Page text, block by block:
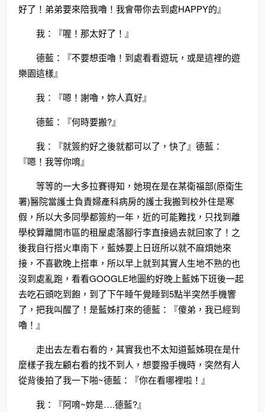
好了！弟弟要來陪我嚕！我會帶你去到處HAPPY的』
我：『喔！那太好了！』
德藍：『不要想歪嚕！到處看看遊玩，或是這裡的遊
樂園這樣』
我：『嗯！謝嚕，妳人真好』
德藍：『何時要搬?』
我：『就簽約好之後就都可以了，快了』德藍：
『嗯！我等你唷』
等等的一大多拉賽得知，她現在是在某衛福部(原衛生
署)醫院當護士負責婦產科病房的護士我搬到校外住是寒
假，所以大多同學都簽約一年，近的可能難找，只找到離
學校算離開市區的租屋處落腳行李直接過去就回家了！之
後我自行搭火車南下，藍姊要上日班所以就不麻煩她來
接，不喜歡晚上搭車，所以早上就到其實人生地不熟的也
沒到處亂跑，看看GOOGLE地圖約好晚上藍姊下班後一起
去吃石頭吃到飽，到了下午睡午覺睡到5點半突然手機響
了，把我叫醒了！是藍姊打來的德藍：『傻弟，我已經到
嚕！』
走出去左看右看的，其實我也不太知道藍姊現在是什
麼樣子我左顧右看的找不到人，想要撥手機時，突然有人
從背後拍了我一下啪~德藍：『你在看哪裡啦！』
我：『阿唷~妳是….德藍?』